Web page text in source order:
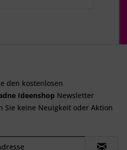
den kostenlosen
Ideenshop Newsletter
Sie keine Neuigkeit oder Aktion